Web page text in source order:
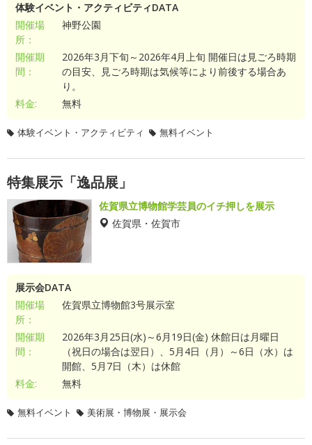
体験イベント・アクティビティDATA
開催場
所：
神野公園
開催期
間：
2026年3月下旬～2026年4月上旬 開催日は見ごろ時期
の目安、見ごろ時期は気候等により前後する場合あ
り。
料金:
無料
体験イベント・アクティビティ 無料イベント
特集展示「逸品展」
佐賀県立博物館学芸員のイチ押しを展示
佐賀県・佐賀市
展示会DATA
開催場
所：
佐賀県立博物館3号展示室
開催期
間：
2026年3月25日(水)～6月19日(金) 休館日は月曜日
（祝日の場合は翌日）、5月4日（月）～6日（水）は
開館、5月7日（木）は休館
料金:
無料
無料イベント 美術展・博物展・展示会